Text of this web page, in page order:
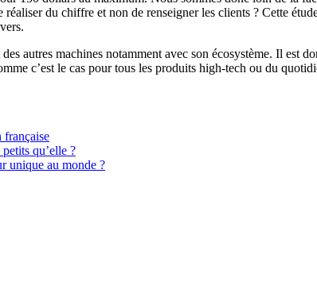
du chiffre et non de renseigner les clients ? Cette
autres machines notamment avec son écosystème. Il est
c’est le cas pour tous les produits high-tech ou du
française
qu’elle ?
unique au monde ?